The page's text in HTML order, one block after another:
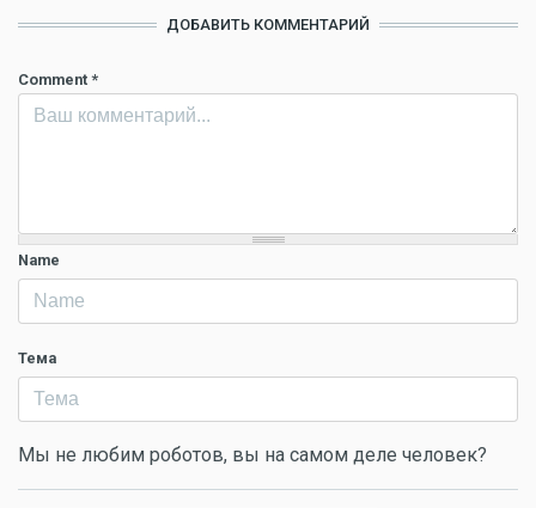
ДОБАВИТЬ КОММЕНТАРИЙ
Comment *
Name
Тема
Мы не любим роботов, вы на самом деле человек?